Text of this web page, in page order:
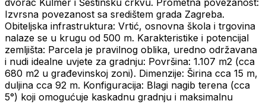
dvorac Kulmer i Šestinsku crkvu. Prometna povezanost:
Izvrsna povezanost sa središtem grada Zagreba.
Obiteljska infrastruktura: Vrtić, osnovna škola i trgovina
nalaze se u krugu od 500 m. Karakteristike i potencijal
zemljišta: Parcela je pravilnog oblika, uredno održavana
i nudi idealne uvjete za gradnju: Površina: 1.107 m2 (cca
680 m2 u građevinskoj zoni). Dimenzije: Širina cca 15 m,
duljina cca 92 m. Konfiguracija: Blagi nagib terena (cca
5°) koji omogućuje kaskadnu gradnju i maksimalnu